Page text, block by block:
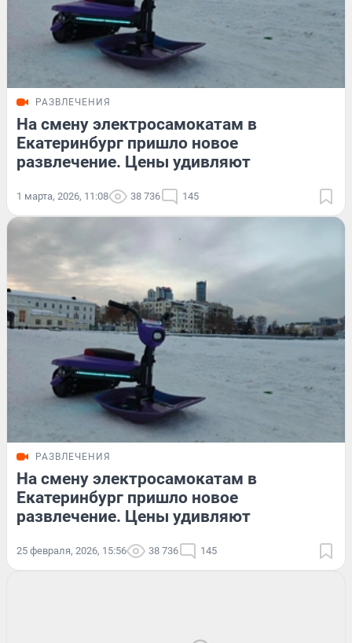
РАЗВЛЕЧЕНИЯ
На смену электросамокатам в
Екатеринбург пришло новое
развлечение. Цены удивляют
1 марта, 2026, 11:08 38 736 145
РАЗВЛЕЧЕНИЯ
На смену электросамокатам в
Екатеринбург пришло новое
развлечение. Цены удивляют
25 февраля, 2026, 15:56 38 736 145